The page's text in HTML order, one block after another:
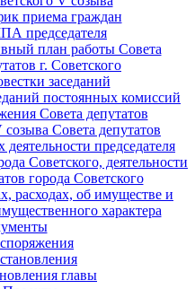
приема граждан
председателя
план работы Совета
г. Советского
заседаний
постоянных комиссий
Совета депутатов
Совета депутатов
деятельности председателя
Советского, деятельности
города Советского
расходах, об имуществе и
характера
главы